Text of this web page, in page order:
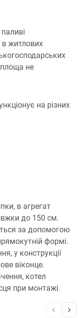
в житлових
не
на різних
в агрегат
до 150 см.
за допомогою
формі.
у конструкції
віконце.
котел
при монтажі.